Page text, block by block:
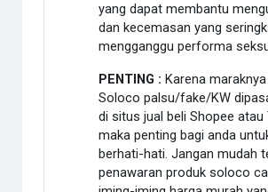
yang dapat membantu
dan kecemasan yang
mengganggu performa
PENTING : Karena
Soloco palsu/fake/KW
di situs jual beli Shopee atau
maka penting bagi anda
berhati-hati. Jangan mudah
penawaran produk soloco